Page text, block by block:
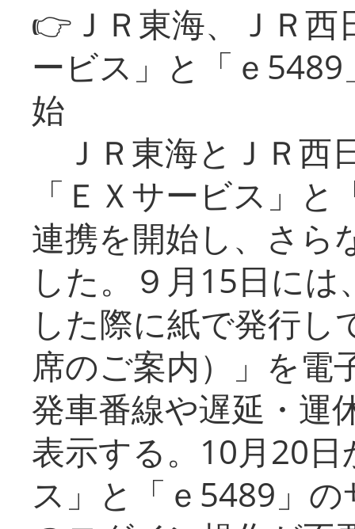
👉ＪＲ東海、ＪＲ
ービス」と「ｅ
始
ＪＲ東海とＪＲ西
「ＥＸサービス」
連携を開始し、さら
した。９月15日に
した際に紙で発行し
席のご案内）」を電
発車番線や遅延・運
表示する。10月20
ス」と「ｅ5489」